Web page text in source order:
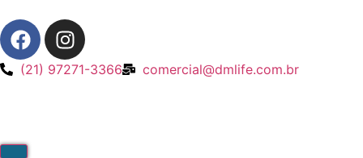
(21) 97271-3366 comercial@dmlife.com.br